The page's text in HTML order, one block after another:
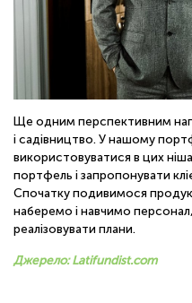
Ще одним перспективним
і садівництво. У нашому
використовуватися в цих
портфель і запропонувати
Спочатку подивимося
наберемо і навчимо
реалізовувати плани.
Джерело: Latifundist.com